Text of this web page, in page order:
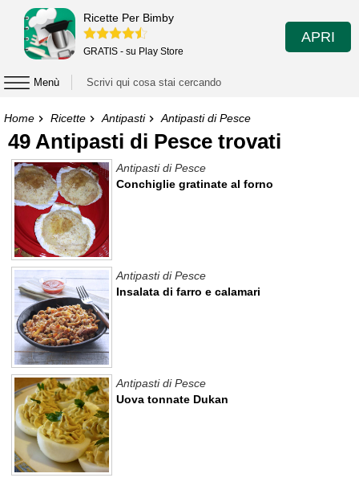
Ricette Per Bimby
GRATIS - su Play Store
APRI
Menù
Home Ricette Antipasti Antipasti di Pesce
49 Antipasti di Pesce trovati
Conchiglie gratinate al forno
Antipasti di Pesce
Insalata di farro e calamari
Antipasti di Pesce
Uova tonnate Dukan
Antipasti di Pesce